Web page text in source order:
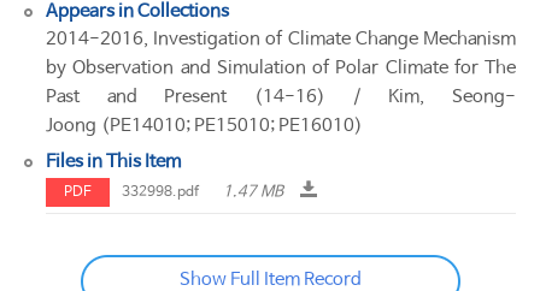
Appears in Collections
2014-2016, Investigation of Climate Change Mechanism
by Observation and Simulation of Polar Climate for The
Past and Present (14-16) / Kim, Seong-
Joong (PE14010; PE15010; PE16010)
Files in This Item
PDF 332998.pdf 1.47 MB
Show Full Item Record